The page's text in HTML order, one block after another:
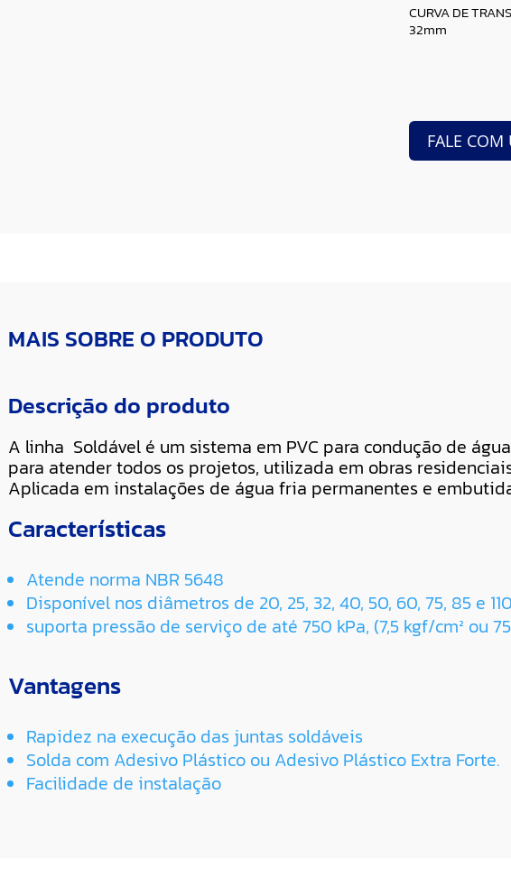
CURVA DE
32mm
FALE
MAIS SOBRE O PRODUTO
Descrição do produto
A linha Soldável é um sistema em PVC para condução de
para atender todos os projetos, utilizada em obras
Aplicada em instalações de água fria permanentes e
Características
Atende norma NBR 5648
Disponível nos diâmetros de 20, 25, 32, 40, 50, 60, 75, 85 e
suporta pressão de serviço de até 750 kPa, (7,5 kgf/cm² ou 75
Vantagens
Rapidez na execução das juntas soldáveis
Solda com Adesivo Plástico ou Adesivo Plástico Extra Forte.
Facilidade de instalação